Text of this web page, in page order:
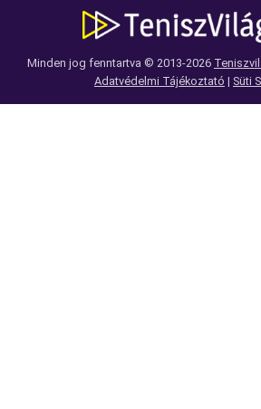
Minden jog fenntartva © 2013-2026
Adatvédelmi Tájékoztató | Süti